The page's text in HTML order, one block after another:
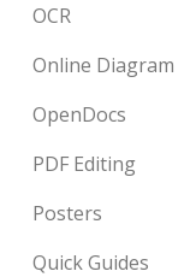
OCR
Online Diagram
OpenDocs
PDF Editing
Posters
Quick Guides